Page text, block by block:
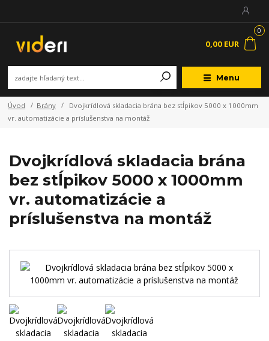
Menu
0
0,00 EUR
Úvod Brány
Dvojkrídlová skladacia brána bez stĺpikov 5000 x 1000mm
vr. automatizácie a príslušenstva na montáž
Dvojkrídlová skladacia brána
bez stĺpikov 5000 x 1000mm
vr. automatizácie a
príslušenstva na montáž